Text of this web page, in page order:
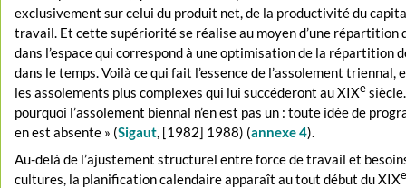
exclusivement sur celui du produit net, de la productivité du
travail. Et cette supériorité se réalise au moyen d’une répartition
dans l’espace qui correspond à une optimisation de la répartition
dans le temps. Voilà ce qui fait l’essence de l’assolement triennal,
les assolements plus complexes qui lui succéderont au XIXe
pourquoi l’assolement biennal n’en est pas un : toute idée de
en est absente » (Sigaut, [1982] 1988) (annexe 4).
Au-delà de l’ajustement structurel entre force de travail et
cultures, la planification calendaire apparaît au tout début du XIX